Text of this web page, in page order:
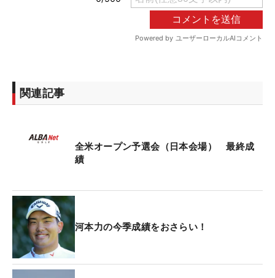
関連記事
全米オープン予選会（日本会場） 最終成
績
河本力の今季成績をおさらい！